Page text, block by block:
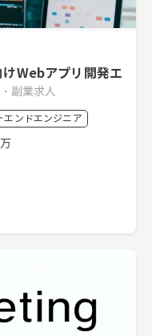
けWebアプリ開発エ
副業求人
エンドエンジニア